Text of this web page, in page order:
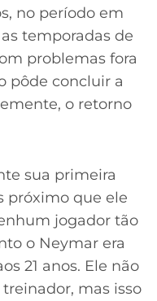
no período em
temporadas de
problemas fora
pôde concluir a
o retorno
sua primeira
próximo que ele
jogador tão
o Neymar era
21 anos. Ele não
mas isso